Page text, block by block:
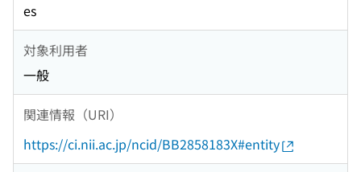
es
対象利用者
一般
関連情報（URI）
https://ci.nii.ac.jp/ncid/BB2858183X#entity